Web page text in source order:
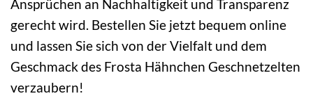
Ansprüchen an Nachhaltigkeit und Transparenz
gerecht wird. Bestellen Sie jetzt bequem online
und lassen Sie sich von der Vielfalt und dem
Geschmack des Frosta Hähnchen Geschnetzelten
verzaubern!